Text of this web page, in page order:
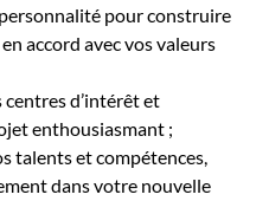
pour construire
accord avec vos valeurs
d’intérêt et
enthousiasmant ;
talents et compétences,
dans votre nouvelle